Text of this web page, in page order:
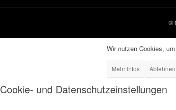
©
Wir nutzen Cookies,
Mehr Infos Ablehnen
Cookie- und Datenschutzeinstellungen